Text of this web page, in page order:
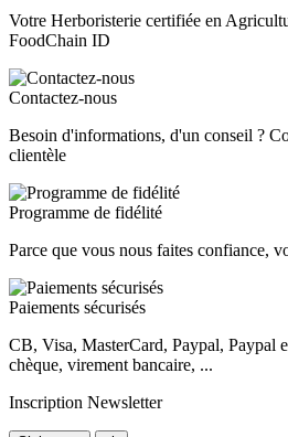
Votre Herboristerie certifiée en
FoodChain ID
Contactez-nous
Besoin d'informations, d'un conseil ?
clientèle
Programme de fidélité
Parce que vous nous faites confiance,
Paiements sécurisés
CB, Visa, MasterCard, Paypal, Paypal
chèque, virement bancaire, ...
Inscription Newsletter